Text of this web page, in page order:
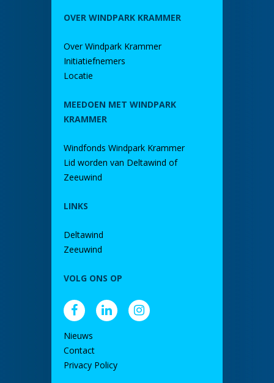
OVER WINDPARK KRAMMER
Over Windpark Krammer
Initiatiefnemers
Locatie
MEEDOEN MET WINDPARK
KRAMMER
Windfonds Windpark Krammer
Lid worden van Deltawind of
Zeeuwind
LINKS
Deltawind
Zeeuwind
VOLG ONS OP
Nieuws
Contact
Privacy Policy